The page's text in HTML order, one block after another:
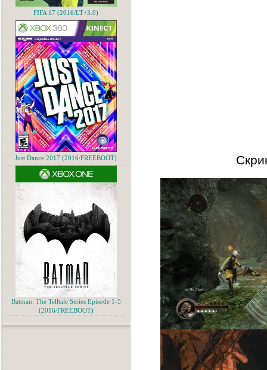
FIFA 17 (2016/LT+3.0)
Just Dance 2017 (2016/FREEBOOT)
Batman: The Telltale Series Episode 1-5
(2016/FREEBOOT)